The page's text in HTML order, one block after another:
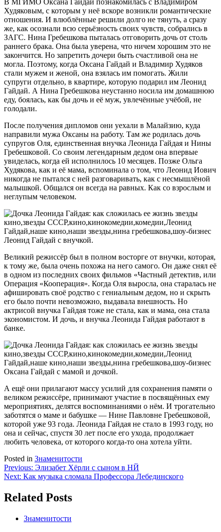
Худяковым, с которым у неё вскоре возникли романтические
отношения. И влюблённые решили долго не тянуть, а сразу
же, как осознали всю серьёзность своих чувств, собрались в
ЗАГС. Нина Гребешкова пыталась отговорить дочь от столь
раннего брака. Она была уверена, что ничем хорошим это не
закончится. Но запретить дочери быть счастливой она не
могла. Поэтому, когда Оксана Гайдай и Владимир Худяков
стали мужем и женой, она взялась им помогать. Жили
супруги отдельно, в квартире, которую подарил им Леонид
Гайдай. А Нина Гребешкова неустанно носила им домашнюю
еду, боялась, как бы дочь и её муж, увлечённые учёбой, не
голодали.
После получения дипломов они уехали в Малайзию, куда
направили мужа Оксаны на работу. Там же родилась дочь
супругов Оля, единственная внучка Леонида Гайдая и Нины
Гребешковой. Со своим легендарным дедом она впервые
увиделась, когда ей исполнилось 10 месяцев. Позже Ольга
Худякова, как и её мама, вспоминала о том, что Леонид Иович
никогда не пытался с ней разговаривать, как с несмышлёной
малышкой. Общался он всегда на равных. Как со взрослым и
неглупым человеком.
Леонид Гайдай с внучкой.
Великий режиссёр был в полном восторге от внучки, которая,
к тому же, была очень похожа на него самого. Он даже снял её
в одном из последних своих фильмов «Частный детектив, или
Операция «Кооперация». Когда Оля выросла, она старалась не
афишировать своё родство с гениальным дедом, но и скрыть
его было почти невозможно, выдавала внешность. Но
актрисой внучка Гайдая тоже не стала, как и мама, она стала
экономистом. И дочь, и внучка Леонида Гайдая работают в
банке.
Оксана Гайдай с мамой и дочкой.
А ещё они прилагают массу усилий для сохранения памяти о
великом режиссёре, принимают участие в посвящённых ему
мероприятиях, делятся воспоминаниями о нём. И трогательно
заботятся о маме и бабушке — Нине Павловне Гребешковой,
которой уже 93 года. Леонида Гайдая не стало в 1993 году, но
она и сейчас, спустя 30 лет после его ухода, продолжает
любить человека, от которого когда-то она хотела уйти.
Posted in Знаменитости
Навигация
по
записям
Previous: Элизабет Хёрли с сыном в НЙ
Next: Как музыка сломала Профессора Лебединского
Related Posts
Знаменитости